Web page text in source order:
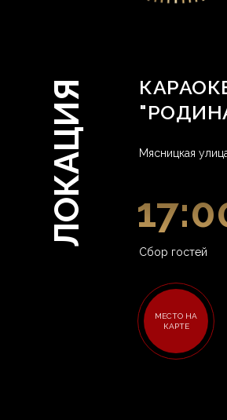
Мясницкая
Сбор гостей
МЕСТО НА
КАРТЕ
ЛОКАЦИЯ